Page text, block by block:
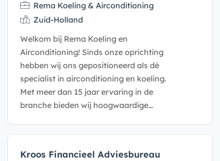
Bedrijf
Rema Koeling & Airconditioning
Zuid-Holland
Welkom bij Rema Koeling en
Airconditioning! Sinds onze oprichting
hebben wij ons gepositioneerd als dé
specialist in airconditioning en koeling.
Met meer dan 15 jaar ervaring in de
branche bieden wij hoogwaardige…
Kroos Financieel Adviesbureau